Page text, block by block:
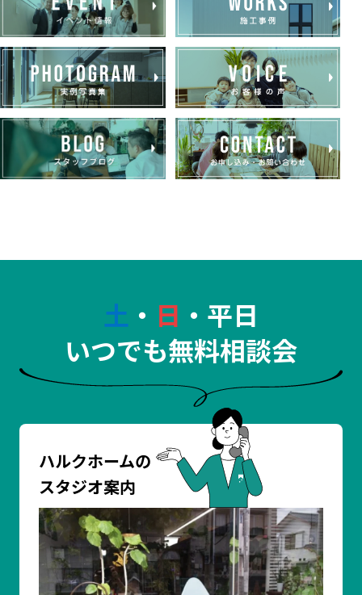
土 ・ 日 ・平日
いつでも無料相談会
ハルクホームの
スタジオ案内